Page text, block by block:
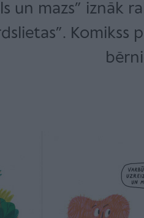
un mazs” iznāk